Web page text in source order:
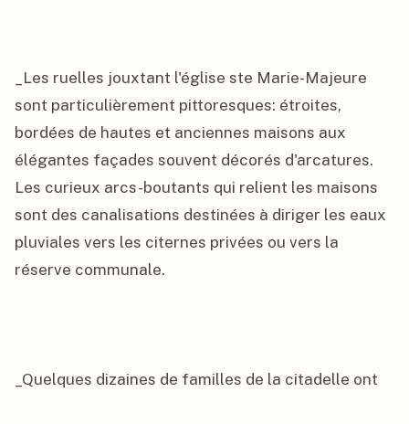
_Les ruelles jouxtant l'église ste Marie-Majeure
sont particulièrement pittoresques: étroites,
bordées de hautes et anciennes maisons aux
élégantes façades souvent décorés d'arcatures.
Les curieux arcs-boutants qui relient les maisons
sont des canalisations destinées à diriger les eaux
pluviales vers les citernes privées ou vers la
réserve communale.
_Quelques dizaines de familles de la citadelle ont